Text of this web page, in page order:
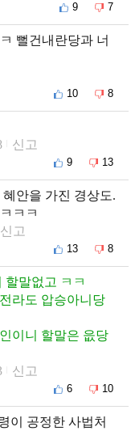
9 7
뻘건내란당과 너
10 8
신고
9 13
안을 가진 경상도.
ㅋㅋ
신고
13 8
할말없고 ㅋㅋ
라도 압승아니당
이니 할말은 읎당
신고
6 10
이 공정한 사법처